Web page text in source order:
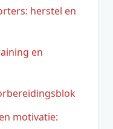
herstel en
en
motivatie: